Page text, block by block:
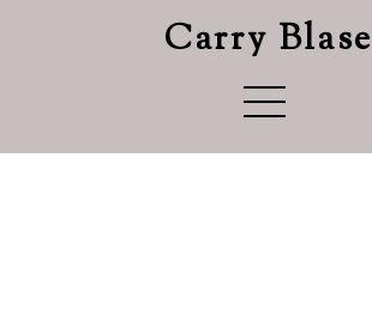
Carry Blase